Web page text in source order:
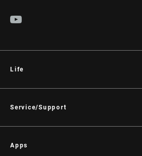
Life
Kultur
Service/Support
Händler Support
Apps